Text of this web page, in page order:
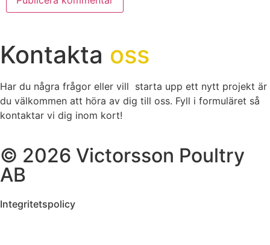
Kontakta oss
Har du några frågor eller vill starta upp ett nytt projekt är
du välkommen att höra av dig till oss. Fyll i formuläret så
kontaktar vi dig inom kort!
© 2026 Victorsson Poultry
AB
Integritetspolicy